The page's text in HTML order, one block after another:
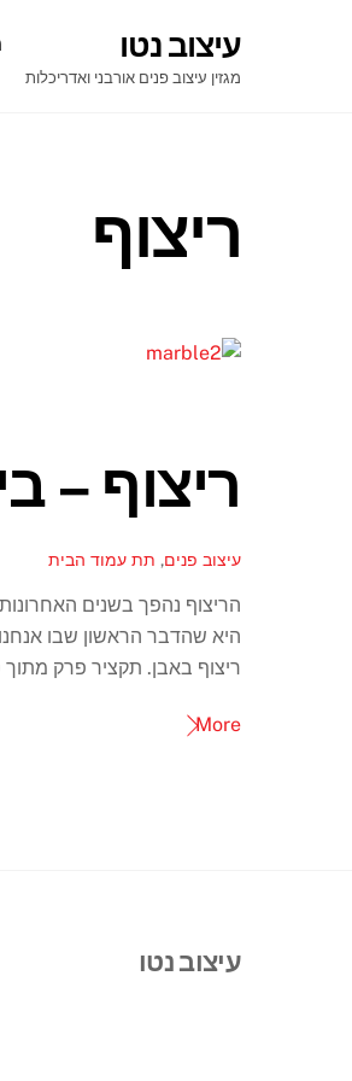
עיצוב נטו
מגזין עיצוב פנים אורבני ואדריכלות
ריצוף
ריצוף –
עיצוב פנים, תת עמוד הבית
הריצוף נהפך בשנים
היא שהדבר הראשון שבו
ריצוף באבן. תקציר פרק
More
עיצוב נטו